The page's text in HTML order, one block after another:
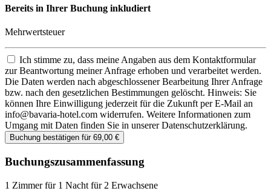
Bereits in Ihrer Buchung inkludiert
Mehrwertsteuer
Ich stimme zu, dass meine Angaben aus dem Kontaktformular
zur Beantwortung meiner Anfrage erhoben und verarbeitet werden.
Die Daten werden nach abgeschlossener Bearbeitung Ihrer Anfrage
bzw. nach den gesetzlichen Bestimmungen gelöscht. Hinweis: Sie
können Ihre Einwilligung jederzeit für die Zukunft per E-Mail an
info@bavaria-hotel.com widerrufen. Weitere Informationen zum
Umgang mit Daten finden Sie in unserer Datenschutzerklärung.
Buchung bestätigen für 69,00 €
Buchungszusammenfassung
1 Zimmer für 1 Nacht für 2 Erwachsene